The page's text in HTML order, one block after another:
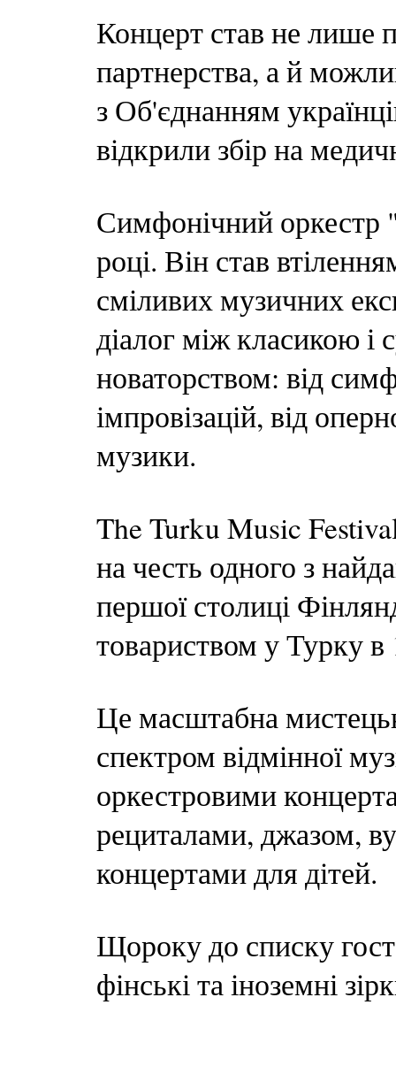
Концерт став не лише
партнерства, а й
з Об'єднанням
відкрили збір на
Симфонічний оркестр
році. Він став
сміливих музичних
діалог між класикою і
новаторством: від
імпровізацій, від
музики.
The Turku Music
на честь одного з
першої столиці
товариством у Турку в
Це масштабна
спектром відмінної
оркестровими
рециталами, джазом,
концертами для дітей.
Щороку до списку
фінські та іноземні